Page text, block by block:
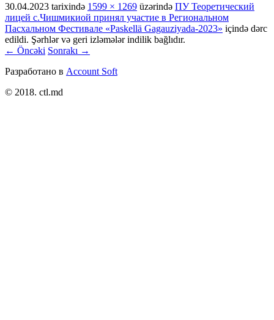
30.04.2023 tarixində 1599 × 1269 üzərində ПУ Теоретический
лицей с.Чишмикиой принял участие в Региональном
Пасхальном Фестивале «Paskellä Gagauziyada-2023» içində dərc
edildi. Şərhlər və geri izləmələr indilik bağlıdır.
← Öncəki Sonrakı →
Разработано в Account Soft
© 2018. ctl.md